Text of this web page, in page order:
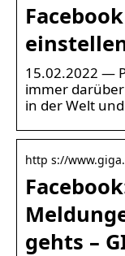
15.02.2022 —
immer
in der Welt
http s://
gehts –